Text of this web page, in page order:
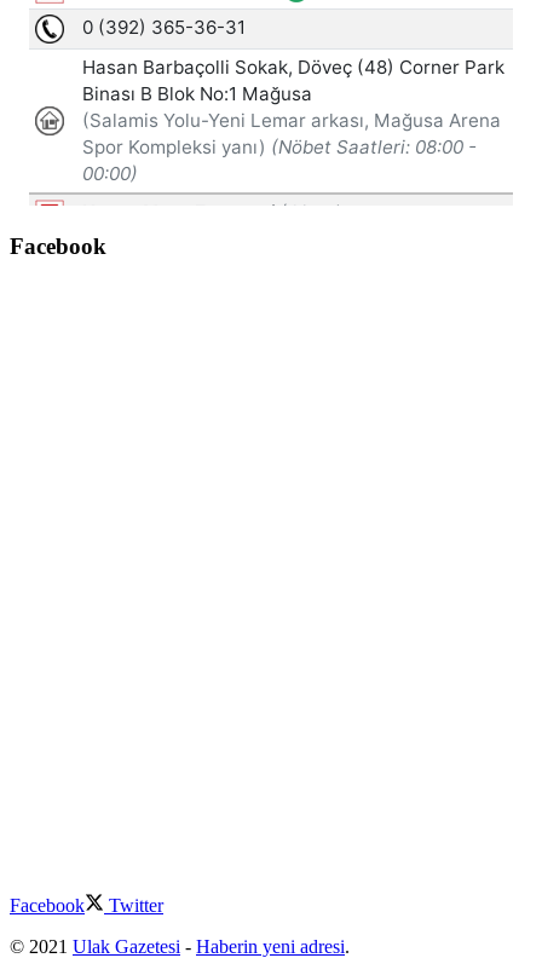
Facebook
Facebook
Twitter
© 2021 Ulak Gazetesi - Haberin yeni adresi.